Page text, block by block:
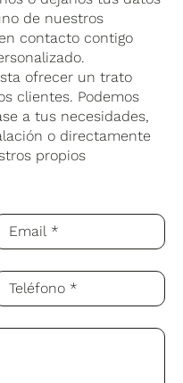
de nuestros
contacto contigo
ofrecer un trato
clientes. Podemos
a tus necesidades,
o directamente
propios